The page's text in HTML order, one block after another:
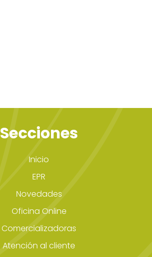
Secciones
Inicio
EPR
Novedades
Oficina Online
Comercializadoras
Atención al cliente